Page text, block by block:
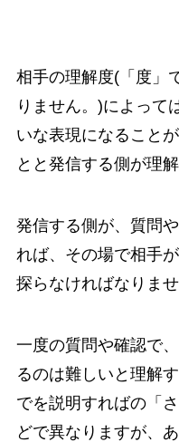
相手の理解度(「度」
りません。)によって
いな表現になること
とと発信する側が理
発信する側が、質問
れば、その場で相手
探らなければなりませ
一度の質問や確認で
るのは難しいと理解
でを説明すればの「
どで異なりますが、